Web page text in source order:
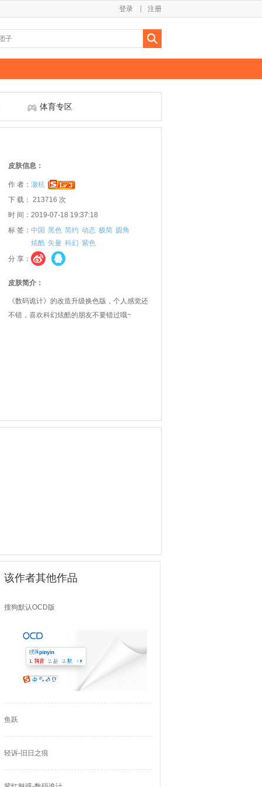
注册
登录
体育专区
皮肤信息：
作 者： 澈杭
下 载： 213716 次
时 间：2019-07-18 19:37:18
标 签： 中国 黑色 简约 动态 极简 圆角
炫酷 矢量 科幻 紫色
分 享：
皮肤简介：
《数码诡计》的改造升级换色版，个人感觉还
不错，喜欢科幻炫酷的朋友不要错过哦~
该作者其他作品
搜狗默认OCD版
鱼跃
轻诉-旧日之痕